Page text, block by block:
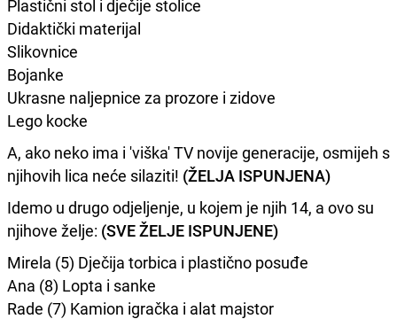
Plastični stol i dječije stolice
Didaktički materijal
Slikovnice
Bojanke
Ukrasne naljepnice za prozore i zidove
Lego kocke
A, ako neko ima i 'viška' TV novije generacije, osmijeh s
njihovih lica neće silaziti! (ŽELJA ISPUNJENA)
Idemo u drugo odjeljenje, u kojem je njih 14, a ovo su
njihove želje: (SVE ŽELJE ISPUNJENE)
Mirela (5) Dječija torbica i plastično posuđe
Ana (8) Lopta i sanke
Rade (7) Kamion igračka i alat majstor